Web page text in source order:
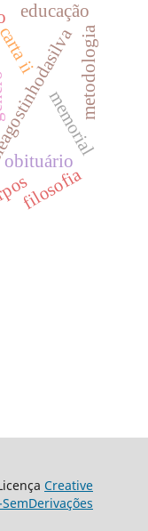
carta ii
obituário
memorial
filosofia
educação
metodologia
Creative